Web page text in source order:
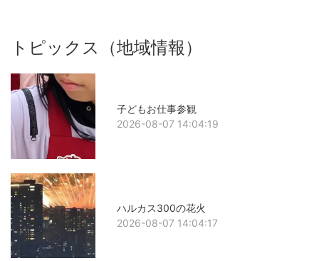
トピックス（地域情報）
子どもお仕事参観
2026-08-07 14:04:19
ハルカス300の花火
2026-08-07 14:04:17